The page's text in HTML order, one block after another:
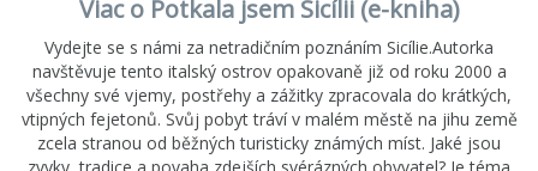
Viac o Potkala jsem Sicílii (e-kniha)
Vydejte se s námi za netradičním poznáním Sicílie.Autorka
navštěvuje tento italský ostrov opakovaně již od roku 2000 a
všechny své vjemy, postřehy a zážitky zpracovala do krátkých,
vtipných fejetonů. Svůj pobyt tráví v malém městě na jihu země
zcela stranou od běžných turisticky známých míst. Jaké jsou